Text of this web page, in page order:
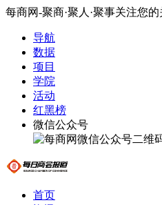
每商网-聚商·聚人·聚事关注您的
导航
数据
项目
学院
活动
红黑榜
微信公众号
首页